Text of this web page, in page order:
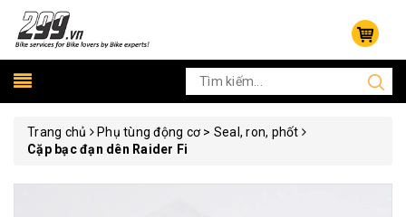
Trang chủ
Phụ tùng động cơ > Seal, ron, phốt
Cặp bạc đạn dên Raider Fi